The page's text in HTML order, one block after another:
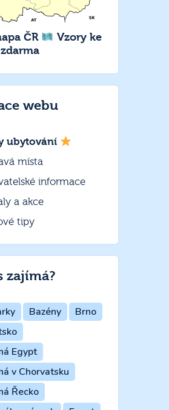
ČR
Vzory ke
webu
ubytování
místa
informace
a akce
tipy
zajímá?
Bazény
Brno
Egypt
v Chorvatsku
Řecko